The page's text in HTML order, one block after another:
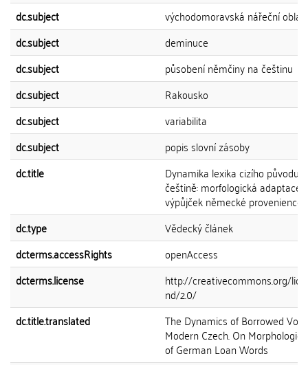
dc.subject
východomoravská nářeční
dc.subject
deminuce
dc.subject
působení němčiny na češtinu
dc.subject
Rakousko
dc.subject
variabilita
dc.subject
popis slovní zásoby
dc.title
Dynamika lexika cizího původu
češtině: morfologická adaptace
výpůjček německé provenience
dc.type
Vědecký článek
dcterms.accessRights
openAccess
dcterms.license
http://creativecommons.org/
nd/2.0/
dc.title.translated
The Dynamics of Borrowed
Modern Czech. On
of German Loan Words